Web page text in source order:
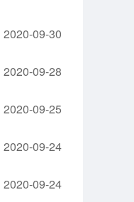
2020-09-30
2020-09-28
2020-09-25
2020-09-24
2020-09-24